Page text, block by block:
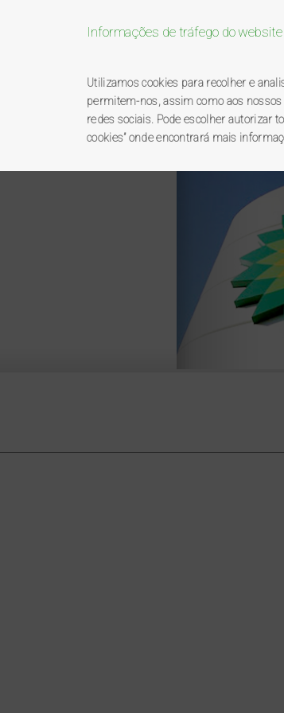
Informações de tráfego do website
Utilizamos cookies para recolher e
permitem-nos, assim como aos
redes sociais. Pode escolher autorizar
cookies” onde encontrará mais
BP